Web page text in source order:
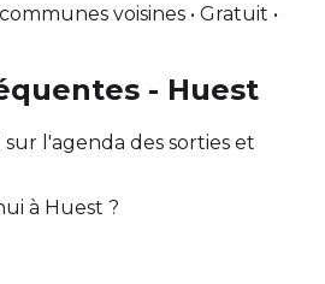
voisines • Gratuit •
- Huest
l'agenda des sorties et
à Huest ?